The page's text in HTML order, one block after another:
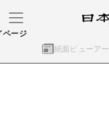
紙面ビューアー
ページ